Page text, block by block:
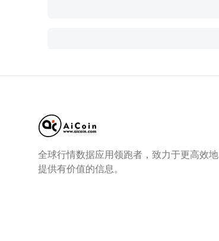
全球行情数据应用领跑者，致力于更高效地
提供有价值的信息。